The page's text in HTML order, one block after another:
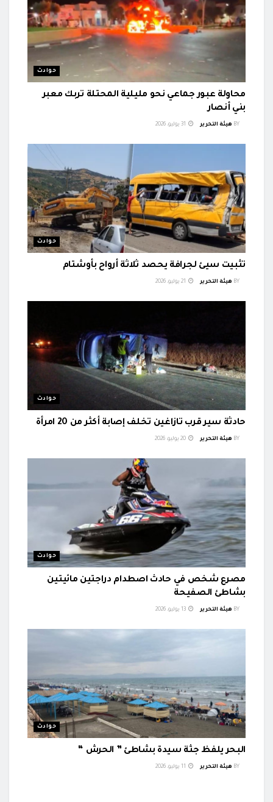
حوادث
محاولة عبور جماعي نحو مليلية المحتلة تربك معبر
بني أنصار
BY هيئة التحرير
حوادث
تثبيت سيئ لجرافة يحصد ثلاثة أرواح بأوشتام
BY هيئة التحرير
حوادث
حادثة سير قرب تازاغين تخلف إصابة أكثر من 20 امرأة
BY هيئة التحرير
حوادث
مصرع شخص في حادث اصطدام دراجتين مائيتين
بشاطئ الصفيحة
BY هيئة التحرير
حوادث
البحر يلفظ جثة سيدة بشاطئ ” الحرش “
BY هيئة التحرير